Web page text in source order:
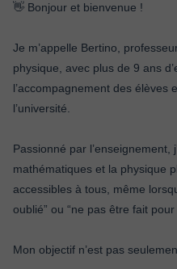
👋 Bonjour et bienvenue !
Je m’appelle Bertino,
physique, avec plus de 9 ans
l’accompagnement des élèves
l’université.
Passionné par l’enseignement,
mathématiques et la physique
accessibles à tous, même
oublié” ou “ne pas être fait pour
Mon objectif n’est pas